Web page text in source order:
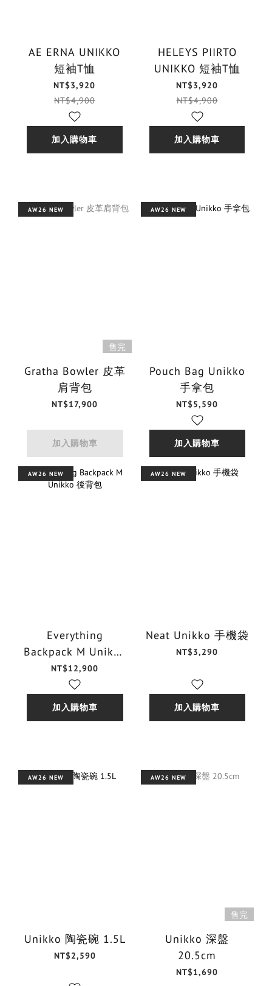
AE ERNA UNIKKO
短袖T恤
NT$3,920
NT$4,900
加入購物車
HELEYS PIIRTO
UNIKKO 短袖T恤
NT$3,920
NT$4,900
加入購物車
AW26 NEW
售完
Gratha Bowler 皮革
肩背包
NT$17,900
加入購物車
AW26 NEW
Pouch Bag Unikko
手拿包
NT$5,590
加入購物車
AW26 NEW
Everything
Backpack M Unikko
後背包
NT$12,900
加入購物車
AW26 NEW
Neat Unikko 手機袋
NT$3,290
加入購物車
AW26 NEW
Unikko 陶瓷碗 1.5L
NT$2,590
AW26 NEW
售完
Unikko 深盤
20.5cm
NT$1,690